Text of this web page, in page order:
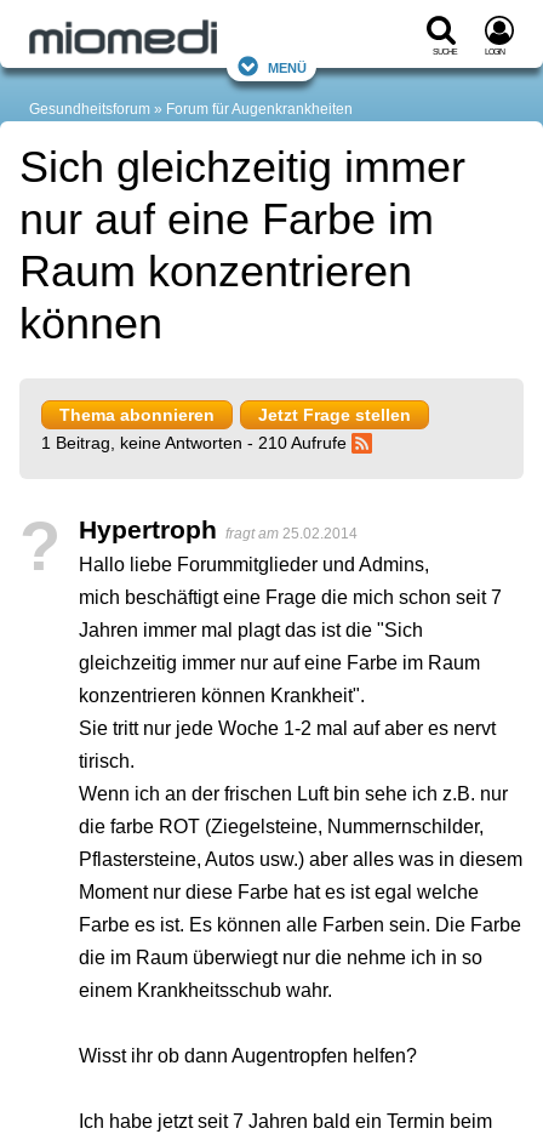
Suche Login
Menü
Gesundheitsforum Forum für Augenkrankheiten
Sich gleichzeitig immer
nur auf eine Farbe im
Raum konzentrieren
können
Thema abonnieren
Jetzt Frage stellen
1 Beitrag, keine Antworten - 210 Aufrufe
? Hypertroph fragt am 25.02.2014
Hallo liebe Forummitglieder und Admins,
mich beschäftigt eine Frage die mich schon seit 7
Jahren immer mal plagt das ist die "Sich
gleichzeitig immer nur auf eine Farbe im Raum
konzentrieren können Krankheit".
Sie tritt nur jede Woche 1-2 mal auf aber es nervt
tirisch.
Wenn ich an der frischen Luft bin sehe ich z.B. nur
die farbe ROT (Ziegelsteine, Nummernschilder,
Pflastersteine, Autos usw.) aber alles was in diesem
Moment nur diese Farbe hat es ist egal welche
Farbe es ist. Es können alle Farben sein. Die Farbe
die im Raum überwiegt nur die nehme ich in so
einem Krankheitsschub wahr.
Wisst ihr ob dann Augentropfen helfen?
Ich habe jetzt seit 7 Jahren bald ein Termin beim